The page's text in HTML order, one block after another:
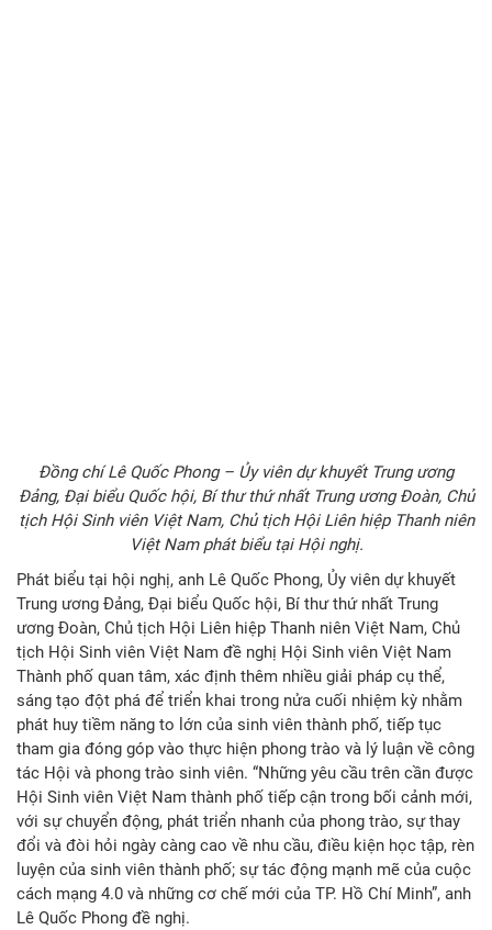
Đồng chí Lê Quốc Phong – Ủy viên dự khuyết Trung ương
Đảng, Đại biểu Quốc hội, Bí thư thứ nhất Trung ương Đoàn, Chủ
tịch Hội Sinh viên Việt Nam, Chủ tịch Hội Liên hiệp Thanh niên
Việt Nam phát biểu tại Hội nghị.​
Phát biểu tại hội nghị, anh Lê Quốc Phong, Ủy viên dự khuyết
Trung ương Đảng, Đại biểu Quốc hội, Bí thư thứ nhất Trung
ương Đoàn, Chủ tịch Hội Liên hiệp Thanh niên Việt Nam, Chủ
tịch Hội Sinh viên Việt Nam đề nghị Hội Sinh viên Việt Nam
Thành phố quan tâm, xác định thêm nhiều giải pháp cụ thể,
sáng tạo đột phá để triển khai trong nửa cuối nhiệm kỳ nhằm
phát huy tiềm năng to lớn của sinh viên thành phố, tiếp tục
tham gia đóng góp vào thực hiện phong trào và lý luận về công
tác Hội và phong trào sinh viên. “Những yêu cầu trên cần được
Hội Sinh viên Việt Nam thành phố tiếp cận trong bối cảnh mới,
với sự chuyển động, phát triển nhanh của phong trào, sự thay
đổi và đòi hỏi ngày càng cao về nhu cầu, điều kiện học tập, rèn
luyện của sinh viên thành phố; sự tác động mạnh mẽ của cuộc
cách mạng 4.0 và những cơ chế mới của TP. Hồ Chí Minh”, anh
Lê Quốc Phong đề nghị.